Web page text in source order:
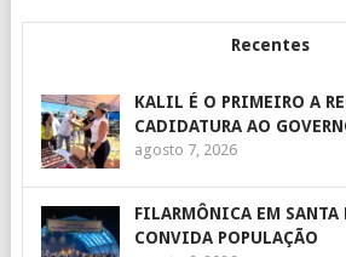
Recentes
KALIL É O PRIMEIRO A
CADIDATURA AO
agosto 7, 2026
FILARMÔNICA EM SANTA
CONVIDA POPULAÇÃO